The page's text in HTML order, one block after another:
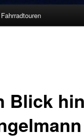
Fahrradtouren
Blick